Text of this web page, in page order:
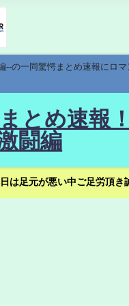
の一同驚愕まとめ速報にロ
とめ速報
闘編
足元が悪い中ご足労頂き